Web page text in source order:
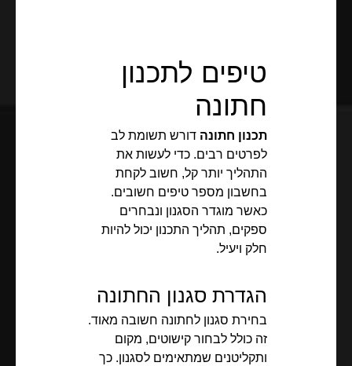
טיפים לתכנון
חתונה
תכנון חתונה דורש תשומת לב
לפרטים רבים. כדי לעשות את
התהליך יותר קל, חשוב לקחת
בחשבון מספר טיפים חשובים.
כאשר מוגדר הסגנון ונבחרים
ספקים, תהליך התכנון יכול להיות
חלק ויעיל.
הגדרת סגנון החתונה
בחירת סגנון לחתונה חשובה מאוד.
זה כולל לבחור קישוטים, מקום
ותקליטנים שמתאימים לסגנון. כך